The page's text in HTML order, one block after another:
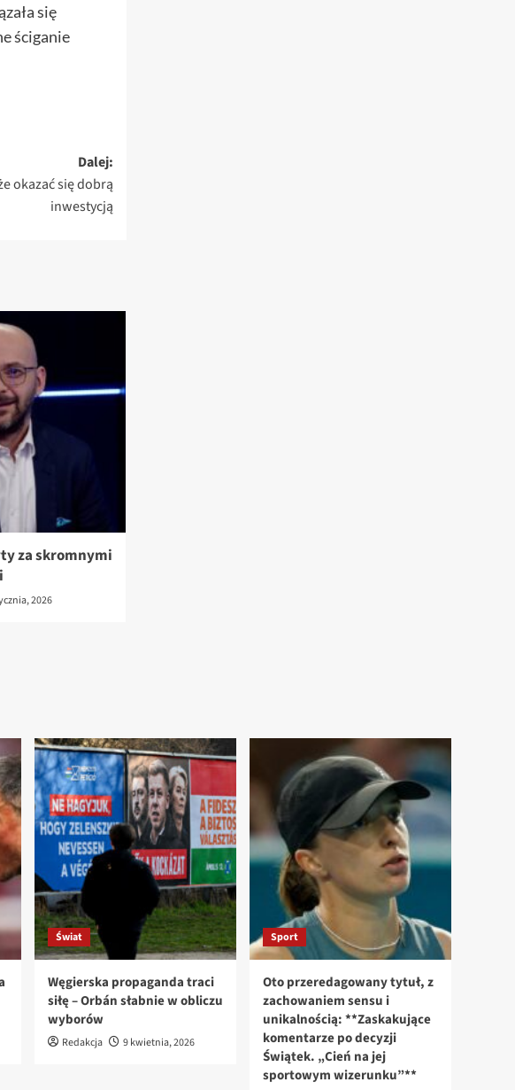
się
ściganie
Dalej:
okazać się dobrą
inwestycją
za skromnymi
2026
Świat
Węgierska propaganda traci
siłę – Orbán słabnie w obliczu
wyborów
Redakcja 9 kwietnia, 2026
Sport
Oto przeredagowany tytuł, z
zachowaniem sensu i
unikalnością: **Zaskakujące
komentarze po decyzji
Świątek. „Cień na jej
sportowym wizerunku”**